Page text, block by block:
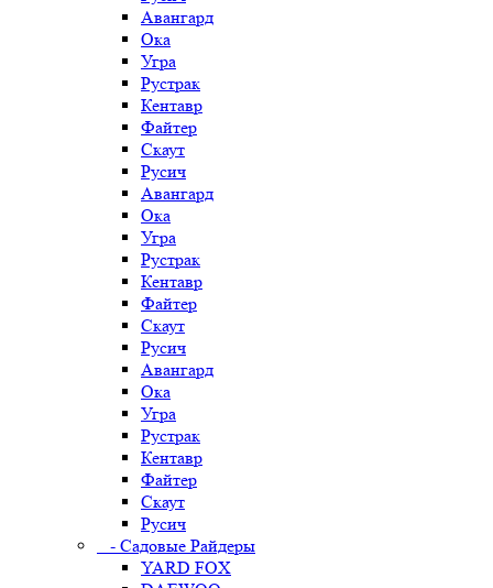
Авангард
Ока
Угра
Рустрак
Кентавр
Файтер
Скаут
Русич
Авангард
Ока
Угра
Рустрак
Кентавр
Файтер
Скаут
Русич
Авангард
Ока
Угра
Рустрак
Кентавр
Файтер
Скаут
Русич
- Садовые Райдеры
YARD FOX